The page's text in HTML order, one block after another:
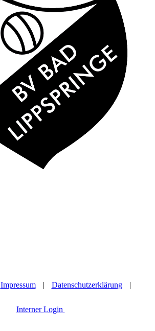
Impressum | Datenschutzerklärung |
Interner Login